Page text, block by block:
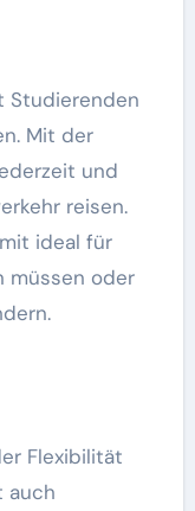
Studierenden
Mit der
und
reisen.
ideal für
müssen oder
Flexibilität
auch